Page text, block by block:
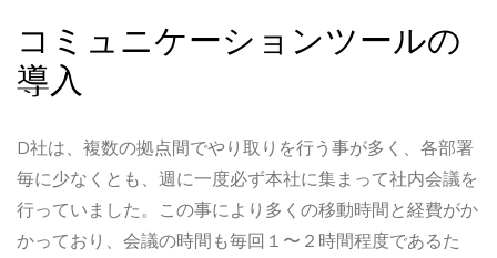
コミュニケーションツールの
導入
D社は、複数の拠点間でやり取りを行う事が多く、各部署
毎に少なくとも、週に一度必ず本社に集まって社内会議を
行っていました。この事により多くの移動時間と経費がか
かっており、会議の時間も毎回１〜２時間程度であるた